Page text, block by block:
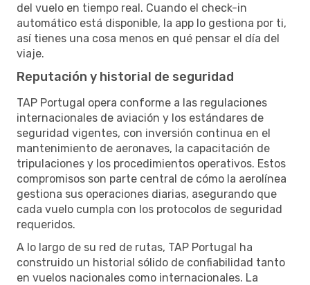
del vuelo en tiempo real. Cuando el check-in
automático está disponible, la app lo gestiona por ti,
así tienes una cosa menos en qué pensar el día del
viaje.
Reputación y historial de seguridad
TAP Portugal opera conforme a las regulaciones
internacionales de aviación y los estándares de
seguridad vigentes, con inversión continua en el
mantenimiento de aeronaves, la capacitación de
tripulaciones y los procedimientos operativos. Estos
compromisos son parte central de cómo la aerolínea
gestiona sus operaciones diarias, asegurando que
cada vuelo cumpla con los protocolos de seguridad
requeridos.
A lo largo de su red de rutas, TAP Portugal ha
construido un historial sólido de confiabilidad tanto
en vuelos nacionales como internacionales. La